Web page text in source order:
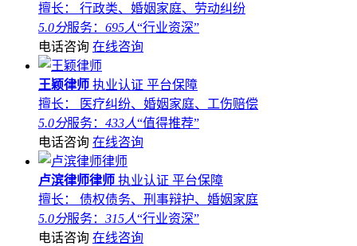
擅长： 行政类、婚姻家庭、劳动纠纷
5.0分服务： 695人“行业资深”
电话咨询 在线咨询
王颖律师 执业认证 平台保障
擅长： 医疗纠纷、婚姻家庭、工伤赔偿
5.0分服务： 433人“值得推荐”
电话咨询 在线咨询
卢滨律师律师 执业认证 平台保障
擅长： 债权债务、刑事辩护、婚姻家庭
5.0分服务： 315人“行业资深”
电话咨询 在线咨询